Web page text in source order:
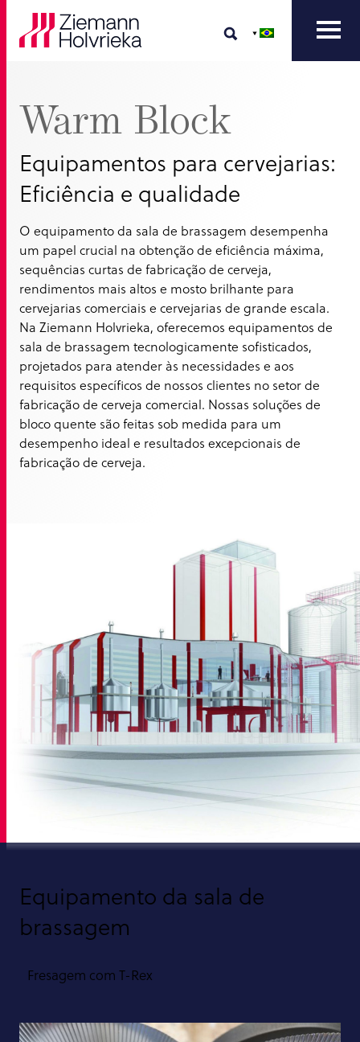
Warm Block
Equipamentos para cervejarias:
Eficiência e qualidade
O equipamento da sala de brassagem desempenha
um papel crucial na obtenção de eficiência máxima,
sequências curtas de fabricação de cerveja,
rendimentos mais altos e mosto brilhante para
cervejarias comerciais e cervejarias de grande escala.
Na Ziemann Holvrieka, oferecemos equipamentos de
sala de brassagem tecnologicamente sofisticados,
projetados para atender às necessidades e aos
requisitos específicos de nossos clientes no setor de
fabricação de cerveja comercial. Nossas soluções de
bloco quente são feitas sob medida para um
desempenho ideal e resultados excepcionais de
fabricação de cerveja.
Equipamento da sala de
brassagem
Fresagem com T-Rex